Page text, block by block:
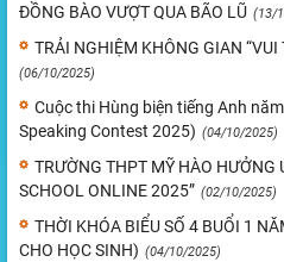
ĐỒNG BÀO VƯỢT QUA BÃO LŨ (13/
TRẢI NGHIỆM KHÔNG GIAN
(06/10/2025)
Cuộc thi Hùng biện tiếng Anh
Speaking Contest 2025) (04/10/2025)
TRƯỜNG THPT MỸ HÀO HƯỞNG
SCHOOL ONLINE 2025” (02/10/2025)
THỜI KHÓA BIỂU SỐ 4 BUỔI 1
CHO HỌC SINH) (04/10/2025)